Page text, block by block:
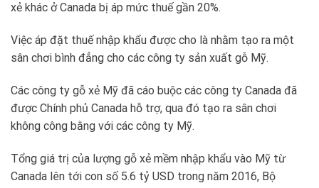
xẻ khác ở Canada bị áp mức thuế gần 20%.
Việc áp đặt thuế nhập khẩu được cho là nhằm tạo ra một
sân chơi bình đẳng cho các công ty sản xuất gỗ Mỹ.
Các công ty gỗ xẻ Mỹ đã cáo buộc các công ty Canada đã
được Chính phủ Canada hỗ trợ, qua đó tạo ra sân chơi
không công bằng với các công ty Mỹ.
Tổng giá trị của lượng gỗ xẻ mềm nhập khẩu vào Mỹ từ
Canada lên tới con số 5.6 tỷ USD trong năm 2016, Bộ